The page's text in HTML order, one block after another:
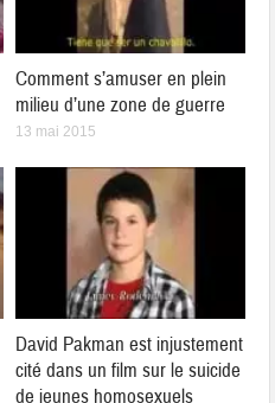
Comment s’amuser en plein
milieu d’une zone de guerre
13 mai 2015
David Pakman est injustement
cité dans un film sur le suicide
de jeunes homosexuels